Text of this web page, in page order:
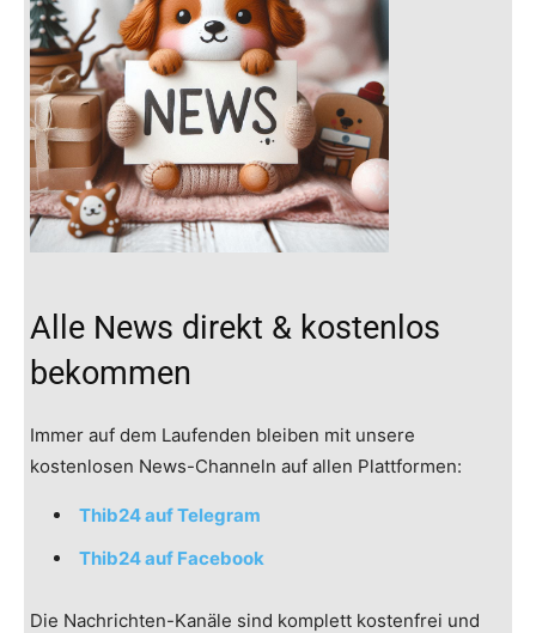
Alle News direkt & kostenlos
bekommen
Immer auf dem Laufenden bleiben mit unsere
kostenlosen News-Channeln auf allen Plattformen:
Thib24 auf Telegram
Thib24 auf Facebook
Die Nachrichten-Kanäle sind komplett kostenfrei und